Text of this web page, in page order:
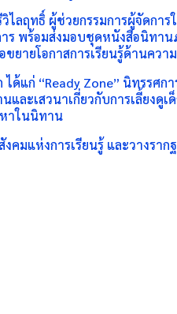
ลฤทธิ์ ผู้ช่วยกรรมการผู้จัดกา
พร้อมส่งมอบชุดหนังสือนิทา
ยายโอกาสการเรียนรู้ด้านคว
ด้แก่ “Ready Zone” นิทรร
ะเสวนาเกี่ยวกับการเลี้ยงดู
หาในนิทาน
มแห่งการเรียนรู้ และวางร